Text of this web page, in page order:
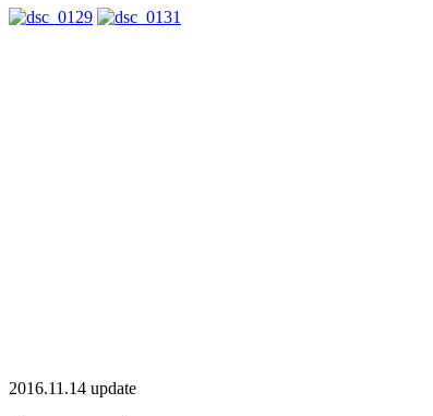
2016.11.14 update